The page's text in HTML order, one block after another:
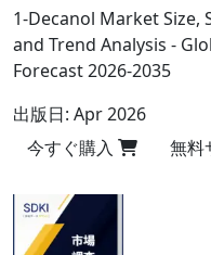
1-Decanol Market
and Trend Analysis -
Forecast 2026-2035
出版日: Apr 2026
今すぐ購入
無料